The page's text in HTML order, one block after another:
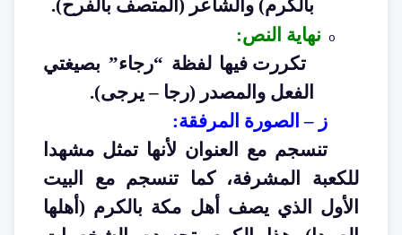
بالكرم) والشاعر (المتصف بالفرح).
o نهاية النص:
تكررت فيها لفظة “رجاء” بصيغتي
الفعل والمصدر (رجا – يرجى).
ز – الصورة المرفقة:
تنسجم مع العنوان لأنها تمثل مشهدا
للكعبة المشرفة، كما تنسجم مع البيت
الأول الذي يصف أهل مكة بالكرم (أهلها